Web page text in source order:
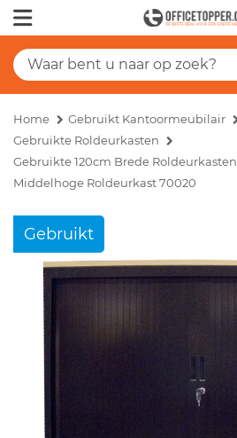
Home Gebruikt Kantoormeubilair
Gebruikte Roldeurkasten
Gebruikte 120cm Brede Roldeurkasten
Middelhoge Roldeurkast 70020
Gebruikt